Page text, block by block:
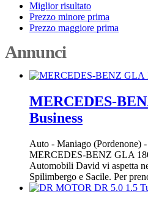
Miglior risultato
Prezzo minore prima
Prezzo maggiore prima
Annunci
MERCEDES-
Business
Auto - Maniago (Pordenone) -
MERCEDES-BENZ GLA
Automobili David vi aspetta
Spilimbergo e Sacile. Per